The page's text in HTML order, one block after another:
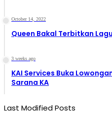
October 14, 2022
Queen Bakal Terbitkan
3 weeks ago
KAI Services Buka
Sarana KA
Last Modified Posts